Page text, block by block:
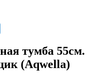
тумба 55см.
(Aqwella)